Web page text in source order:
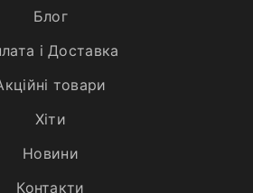
Блог
і Доставка
товари
Хiти
Новини
Контакти